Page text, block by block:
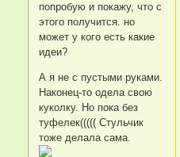
попробую и покажу, что с
этого получится. но
может у кого есть какие
идеи?
А я не с пустыми руками.
Наконец-то одела свою
куколку. Но пока без
туфелек((((( Стульчик
тоже делала сама.